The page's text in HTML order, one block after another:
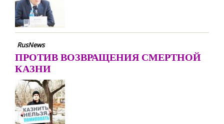
RusNews
ПРОТИВ ВОЗВРАЩЕНИЯ СМЕРТНОЙ
КАЗНИ